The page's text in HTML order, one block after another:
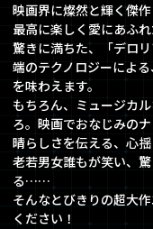
映画界に燦然と輝く傑
最高に楽しく愛にあふ
驚きに満ちた、「デロ
端のテクノロジーによ
を味わえます。
もちろん、ミュージカ
ろ。映画でおなじみの
晴らしさを伝える、心
老若男女誰もが笑い、
る……
そんなとびきりの超大
ください！